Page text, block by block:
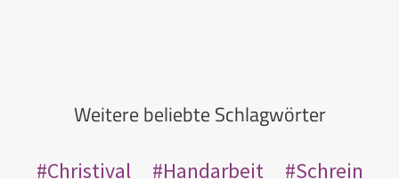
Weitere beliebte Schlagwörter
Christival Handarbeit
Schrein